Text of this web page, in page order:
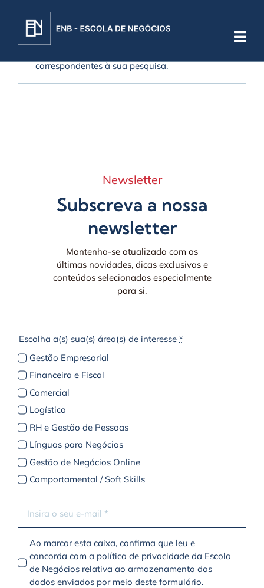
content
correspondentes à sua pesquisa.
Newsletter
Subscreva a nossa
newsletter
Mantenha-se atualizado com as
últimas novidades, dicas exclusivas e
conteúdos selecionados especialmente
para si.
Escolha a(s) sua(s) área(s) de interesse *
Gestão Empresarial
Financeira e Fiscal
Comercial
Logística
RH e Gestão de Pessoas
Línguas para Negócios
Gestão de Negócios Online
Comportamental / Soft Skills
Ao marcar esta caixa, confirma que leu e
concorda com a política de privacidade da Escola
de Negócios relativa ao armazenamento dos
dados enviados por meio deste formulário.